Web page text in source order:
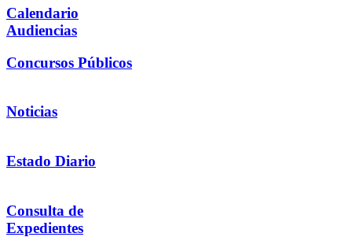
Calendario
Audiencias
Concursos Públicos
Noticias
Estado Diario
Consulta de
Expedientes